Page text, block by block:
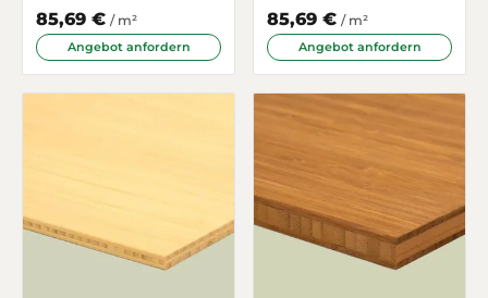
schichtig
85,69 € / m²
Angebot anfordern
85,69 € / m²
Angebot anfordern